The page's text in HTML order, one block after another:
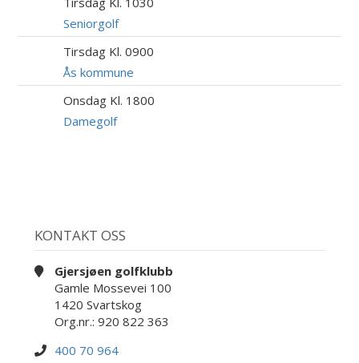
Seniorgolf
Tirsdag Kl. 0900
Ås kommune
Onsdag Kl. 1800
Damegolf
KONTAKT OSS
Gjersjøen golfklubb
Gamle Mossevei 100
1420 Svartskog
Org.nr.: 920 822 363
400 70 964